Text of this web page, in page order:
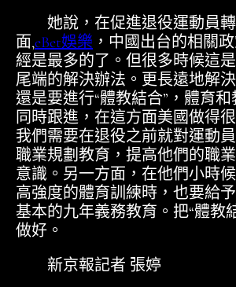
她說，在促進退役運動員
面,eBet娛樂 ，中國出台的相關
經是最多的了。但很多時候這
尾端的解決辦法。更長遠地解
還是要進行“體教結合”，體育和
同時跟進，在這方面美國做得很
我們需要在退役之前就對運動
職業規劃教育，提高他們的職
意識。另一方面，在他們小時
高強度的體育訓練時，也要給
基本的九年義務教育。把“體教
做好。
新京報記者 張婷